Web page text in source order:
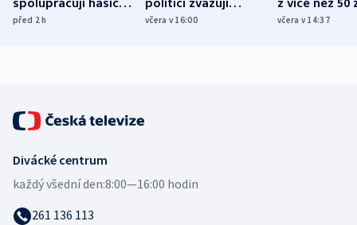
spolupracují hasiči z
různých zemí
před 2h
politici zvažují
dohodu o
včera v 16:00
z více než 50
Bojovali na
včera v 14:37
Divácké centrum
každý všední den:8:00—16:00 hodin
261 136 113